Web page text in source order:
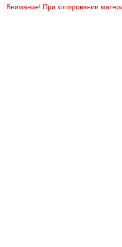
Внимание! При копировании